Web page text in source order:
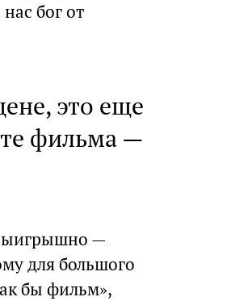
бог от
это еще
фильма —
—
для большого
бы фильм»,